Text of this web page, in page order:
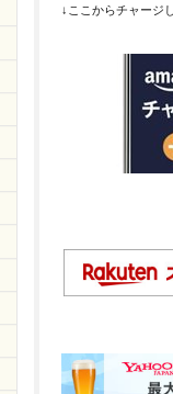
↓ここからチャージ